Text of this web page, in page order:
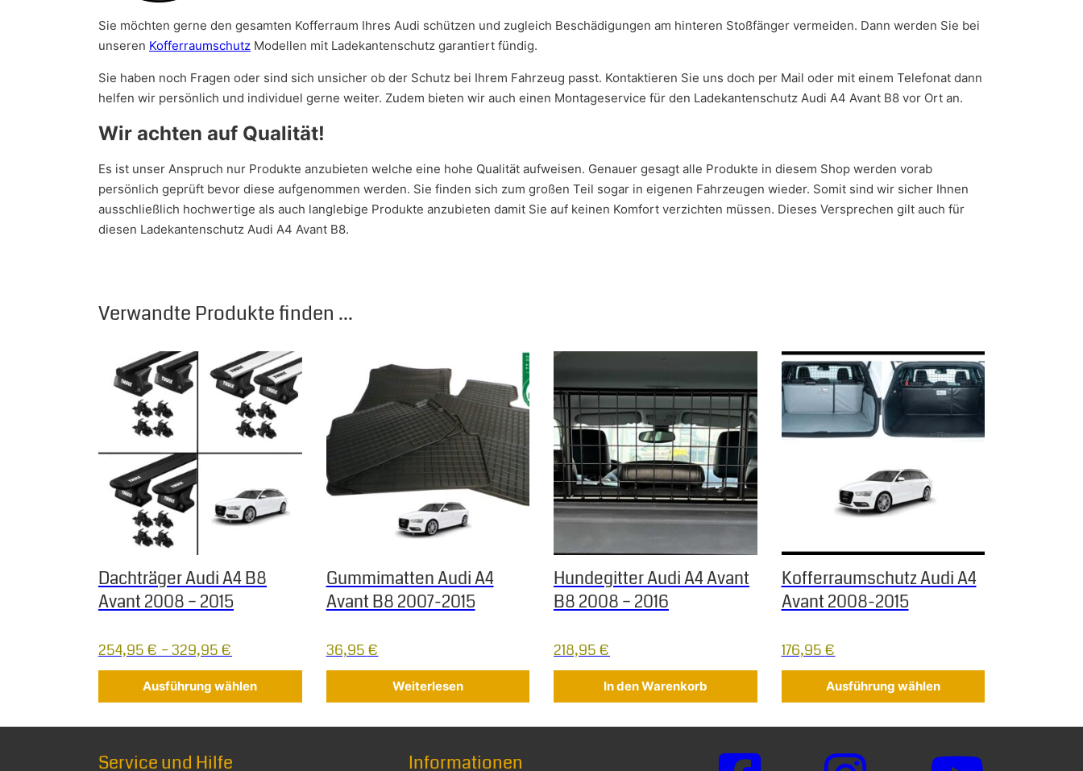
Sie möchten gerne den gesamten Kofferraum Ihres Audi schützen und zugleich Beschädigungen am hinteren Stoßfänger vermeiden. Dann werden Sie bei
unseren Kofferraumschutz Modellen mit Ladekantenschutz garantiert fündig.
Sie haben noch Fragen oder sind sich unsicher ob der Schutz bei Ihrem Fahrzeug passt. Kontaktieren Sie uns doch per Mail oder mit einem Telefonat dann
helfen wir persönlich und individuel gerne weiter. Zudem bieten wir auch einen Montageservice für den Ladekantenschutz Audi A4 Avant B8 vor Ort an.
Wir achten auf Qualität!
Es ist unser Anspruch nur Produkte anzubieten welche eine hohe Qualität aufweisen. Genauer gesagt alle Produkte in diesem Shop werden vorab
persönlich geprüft bevor diese aufgenommen werden. Sie finden sich zum großen Teil sogar in eigenen Fahrzeugen wieder. Somit sind wir sicher Ihnen
ausschließlich hochwertige als auch langlebige Produkte anzubieten damit Sie auf keinen Komfort verzichten müssen. Dieses Versprechen gilt auch für
diesen Ladekantenschutz Audi A4 Avant B8.
Verwandte Produkte finden ...
Dachträger Audi A4 B8
Avant 2008 – 2015
254,95€ –329,95€
Ausführung wählen
Dieses Produkt weist mehrere Varianten auf. Die Optionen können auf der Produktseite gewählt werden
Gummimatten Audi A4
Avant B8 2007-2015
36,95€
Weiterlesen
Hundegitter Audi A4 Avant
B8 2008 – 2016
218,95€
In den Warenkorb
Kofferraumschutz Audi A4
Avant 2008-2015
176,95€
Ausführung wählen
Dieses Produkt weist mehrere Varianten auf. Die
Service und Hilfe Informationen